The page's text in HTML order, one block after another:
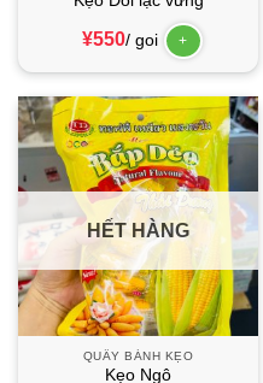
¥550/ goi +
HẾT HÀNG
QUẦY BÁNH KẸO
Kẹo Ngô